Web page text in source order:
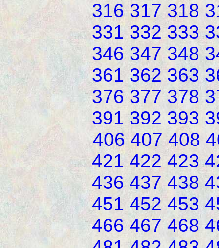
316 317 318
331 332 333
346 347 348
361 362 363
376 377 378
391 392 393
406 407 408
421 422 423
436 437 438
451 452 453
466 467 468